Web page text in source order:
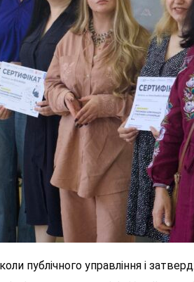
публічного управління і